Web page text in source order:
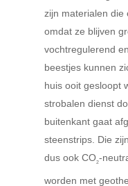
zijn materialen die
omdat ze blijven
vochtregulerend
beestjes kunnen
huis ooit gesloopt
strobalen dienst
buitenkant gaat
steenstrips. Die
dus ook CO2-
worden met